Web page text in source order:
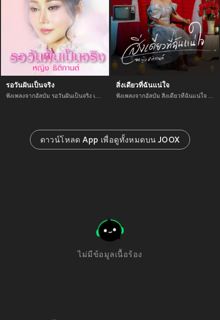
รอวันฝันเป็นจริง
ฟังเพลงจากอัลบัม รอวันฝันเป็นจริง เพลงใหม่จาก อัพเดทเพลงใหม่ล่าสุดก่อนใคร ตลอดปี 2021
สิ่งเดียวที่ฉันแน่ใจ
ฟังเพลงจากอัลบัม สิ่งเดียวที่ฉันแน่ใจ เพลงใหม่จาก อัพเดทเพลงใหม่ล่าสุดก่อนใคร ตลอดปี 2021
ดาวน์โหลด App เพื่อดูทั้งหมดบน JOOX
ไม่มีข้อมูลเนื้อร้อง